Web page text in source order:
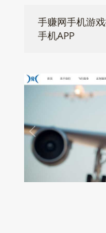
手赚网手机游
手机APP